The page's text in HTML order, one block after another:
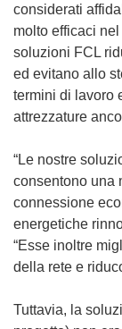
considerati
molto efficaci
soluzioni FCL
ed evitano allo
termini di lavoro
attrezzature
“Le nostre
consentono una
connessione
energetiche
“Esse inoltre
della rete e
Tuttavia, la